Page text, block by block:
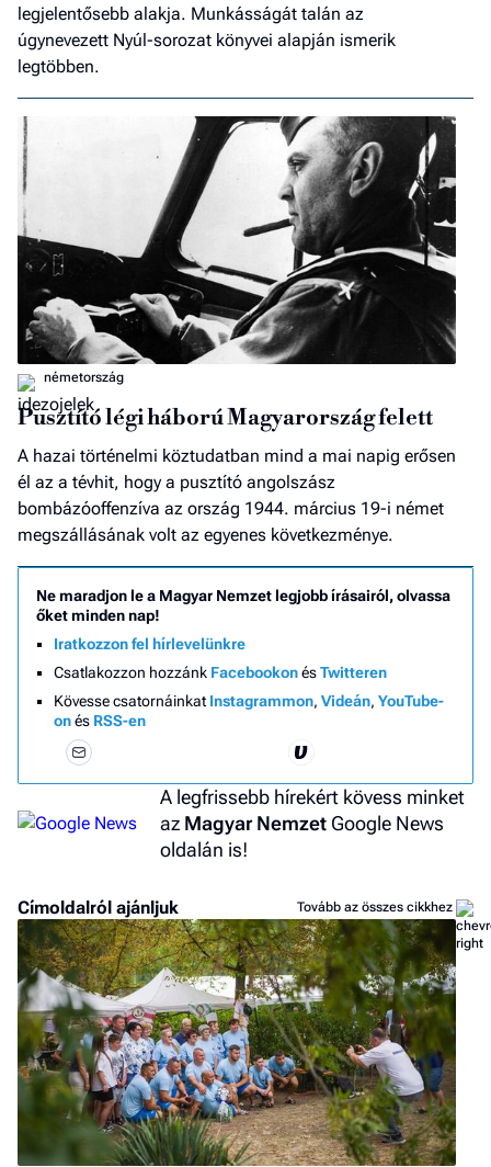
legjelentősebb alakja. Munkásságát talán az
úgynevezett Nyúl-sorozat könyvei alapján ismerik
legtöbben.
németország
Pusztító légi háború Magyarország felett
A hazai történelmi köztudatban mind a mai napig erősen
él az a tévhit, hogy a pusztító angolszász
bombázóoffenzíva az ország 1944. március 19-i német
megszállásának volt az egyenes következménye.
Ne maradjon le a Magyar Nemzet legjobb írásairól, olvassa
őket minden nap!
Iratkozzon fel hírlevelünkre
Csatlakozzon hozzánk FacebookonésTwitteren
Kövesse csatornáinkat Instagrammon, Videán, YouTube-
onés RSS-en
A legfrissebb hírekért kövess minket
az Magyar Nemzet Google News
oldalán is!
Címoldalról ajánljuk Tovább az összes cikkhez